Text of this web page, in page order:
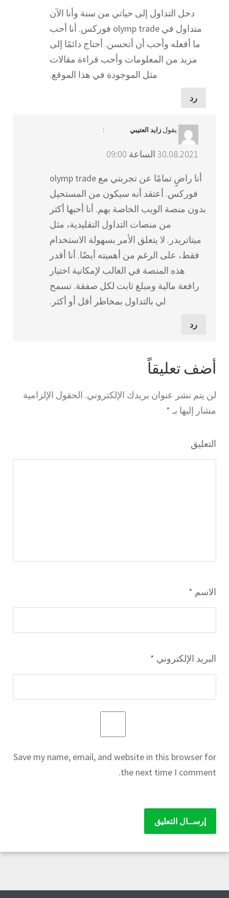
دخل التداول إلى حياتي من سنة وأنا الآن
متداول في olymp trade فوركس. أنا أحب
ما أفعله وأحب أن أتحسن. أحتاج دائمًا إلى
مزيد من المعلومات وأحب قراءة مقالات
مثل الموجودة في هذا الموقع.
رد
يقول زايد العتيبي :
30.08.2021 الساعة 09:00
أنا راضٍ تمامًا عن تجربتي مع olymp trade
فوركس. أعتقد أنه سيكون من المستحيل
بدون منصة الويب الخاصة بهم. أنا أحبها أكثر
من منصات التداول التقليدية، مثل
ميتاتريدر. لا يتعلق الأمر بسهولة الاستخدام
فقط، على الرغم من أهميته أيضًا. أنا أقدر
هذه المنصة في الغالب لإمكانية اختيار
رافعة مالية ومبلغ ثابت لكل صفقة. تسمح
لي بالتداول بمخاطر أقل أو أكثر.
رد
أضف تعليقاً
لن يتم نشر عنوان بريدك الإلكتروني. الحقول الإلزامية
مشار إليها بـ*
التعليق
الاسم *
البريد الإلكتروني *
Save my name, email, and website in this browser for
the next time I comment.